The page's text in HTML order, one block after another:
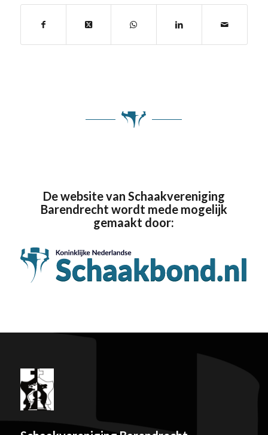
De website van Schaakvereniging
Barendrecht wordt mede mogelijk
gemaakt door: